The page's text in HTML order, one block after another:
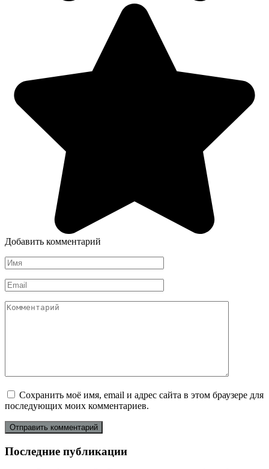
Добавить комментарий
Имя
*
Email
*
Комментарий
Сохранить моё имя, email и адрес сайта в этом браузере для
последующих моих комментариев.
Последние публикации